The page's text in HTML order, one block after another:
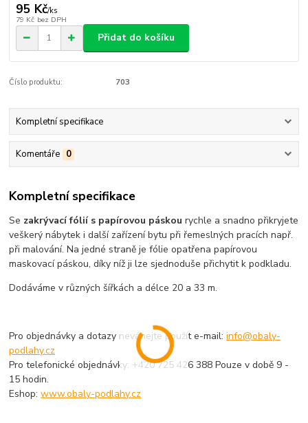
95 Kč/ks
79 Kč bez DPH
Přidat do košíku
Číslo produktu: 703
Kompletní specifikace
Komentáře 0
Kompletní specifikace
Se zakrývací fólií s papírovou páskou rychle a snadno přikryjete
veškerý nábytek i další zařízení bytu při řemeslných pracích např.
při malování. Na jedné straně je fólie opatřena papírovou
maskovací páskou, díky níž ji lze sjednoduše přichytit k podkladu.
Dodáváme v různých šířkách a délce 20 a 33 m.
Pro objednávky a dotazy neváhejte použít e-mail:info@obaly-
podlahy.cz
Pro telefonické objednávky: +420 725 426 388 Pouze v době 9 -
15 hodin.
Eshop:www.obaly-podlahy.cz